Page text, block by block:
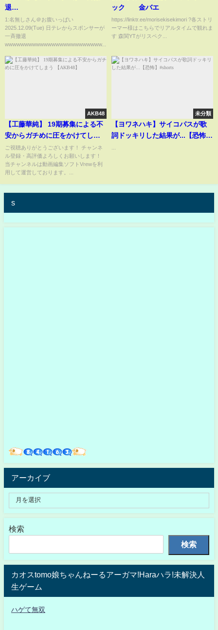
退
まとめ】【2chスレ】【5chス
レ】
1:名無しさん＠お腹いっぱい
2025.12.09(Tue) 日テレからスポンサーが
一斉撤退
wwwwwwwwwwwwwwwwwwwwwwwww...
ック 金バエ
https://linktr.ee/morisekisekimori ?各ストリ
ーマー様はこちらでリアルタイムで観れま
す 森関YTがリスペク...
AKB48
【工藤華純】 19期募集による不
安からガチめに圧をかけてしま
う 【AKB48】
ご視聴ありがとうございます！ チャンネ
ル登録・高評価よろしくお願いします！
当チャンネルは動画編集ソフトVrewを利
用して運営しております。...
未分類
【ヨワネハキ】サイコパスが歌
詞ドッキリした結果が...【恐怖】
s
アーカイブ
検索
検索
カオスtomo娘ちゃんねーるアーガマ!Haraハラ!未解決人
生ゲーム
ハゲて無双